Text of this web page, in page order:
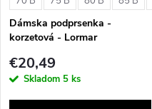
Dámska podprsenka -
korzetová - Lormar
€20,49
Skladom 5 ks